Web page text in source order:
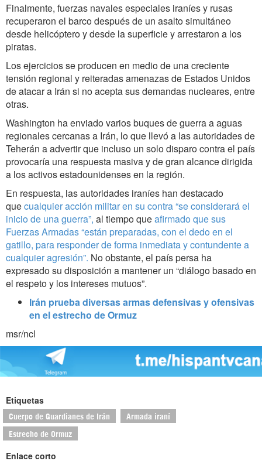
Finalmente, fuerzas navales especiales iraníes y rusas
recuperaron el barco después de un asalto simultáneo
desde helicóptero y desde la superficie y arrestaron a los
piratas.
Los ejercicios se producen en medio de una creciente
tensión regional y reiteradas amenazas de Estados Unidos
de atacar a Irán si no acepta sus demandas nucleares, entre
otras.
Washington ha enviado varios buques de guerra a aguas
regionales cercanas a Irán, lo que llevó a las autoridades de
Teherán a advertir que incluso un solo disparo contra el país
provocaría una respuesta masiva y de gran alcance dirigida
a los activos estadounidenses en la región.
En respuesta, las autoridades iraníes han destacado
quecualquier acción militar en su contra “se considerará el
inicio de una guerra”, al tiempo queafirmado que sus
Fuerzas Armadas “están preparadas, con el dedo en el
gatillo, para responder de forma inmediata y contundente a
cualquier agresión”. No obstante, el país persa ha
expresado su disposición a mantener un “diálogo basado en
el respeto y los intereses mutuos”.
Irán prueba diversas armas defensivas y ofensivas
en el estrecho de Ormuz
msr/ncl
Etiquetas
Cuerpo de Guardianes de Irán Armada iraní
Estrecho de Ormuz
Enlace corto